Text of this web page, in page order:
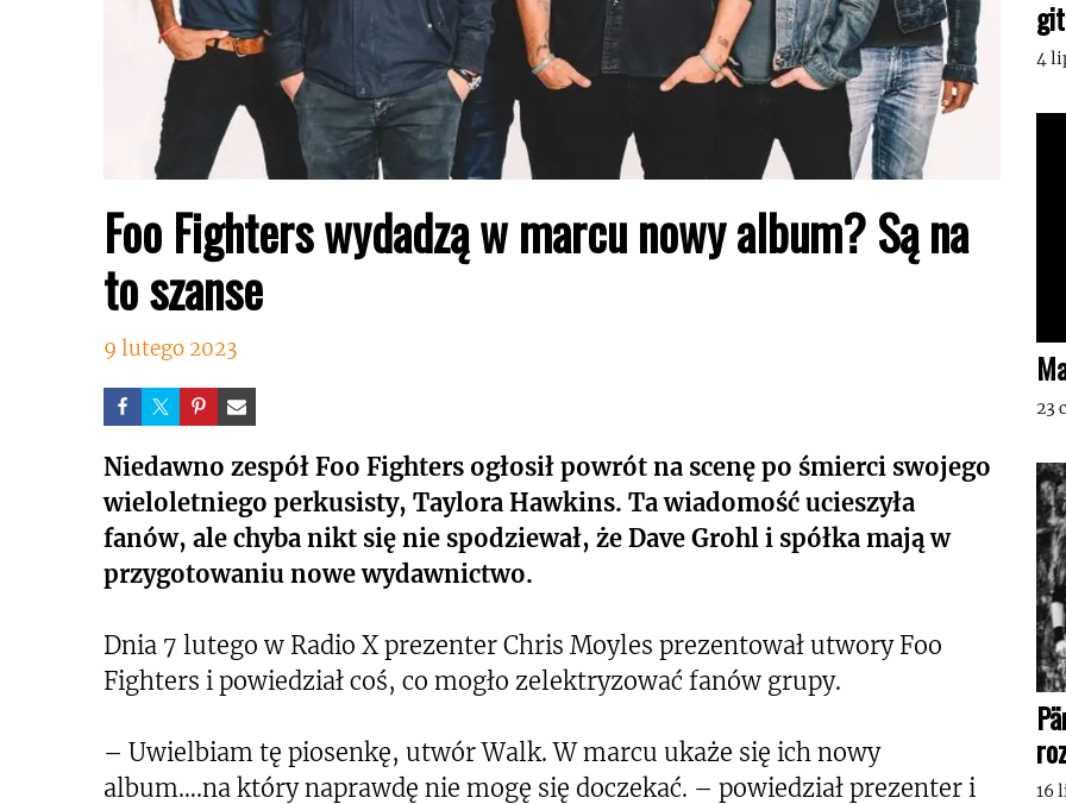
Foo Fighters wydadzą w marcu nowy album? Są na
to szanse
9 lutego 2023
Niedawno zespół Foo Fighters ogłosił powrót na scenę po śmierci swojego
wieloletniego perkusisty, Taylora Hawkins. Ta wiadomość ucieszyła
fanów, ale chyba nikt się nie spodziewał, że Dave Grohl i spółka mają w
przygotowaniu nowe wydawnictwo.
Dnia 7 lutego w Radio X prezenter Chris Moyles prezentował utwory Foo
Fighters i powiedział coś, co mogło zelektryzować fanów grupy.
– Uwielbiam tę piosenkę, utwór Walk. W marcu ukaże się ich nowy
album….na który naprawdę nie mogę się doczekać. – powiedział prezenter i
4
23
16